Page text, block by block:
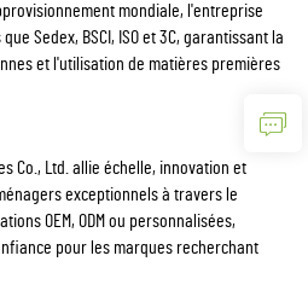
mondiale, l'entreprise
Sedex, BSCI, ISO et 3C, garantissant la
et l'utilisation de matières premières
Co., Ltd. allie échelle, innovation et
exceptionnels à travers le
OEM, ODM ou personnalisées,
pour les marques recherchant